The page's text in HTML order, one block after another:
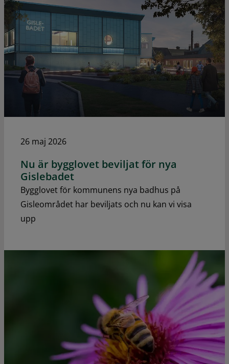
26 maj 2026
Nu är bygglovet beviljat för nya
Gislebadet
Bygglovet för kommunens nya badhus på
Gisleområdet har beviljats och nu kan vi visa
upp